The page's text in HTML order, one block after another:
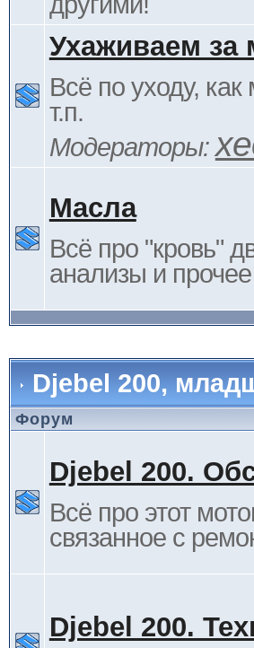
Ухаживаем за
Всё по уходу,
т.п.
Модераторы:
Масла
Всё про "кровь"
анализы и прочее
Djebel 200,
Форум
Djebel 200.
Всё про этот
связанное с
Djebel 200.